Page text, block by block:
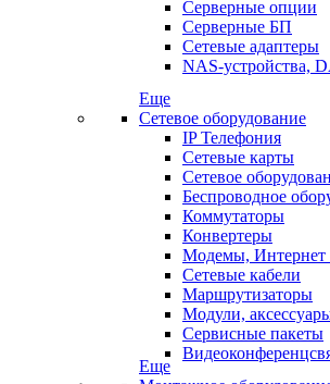
Серверные опции
Серверные БП
Сетевые адаптеры
NAS-устройства,
Еще
Сетевое оборудование
IP Телефония
Сетевые карты
Сетевое
Беспроводное
Коммутаторы
Конвертеры
Модемы, Интернет
Сетевые кабели
Маршрутизаторы
Модули,
Сервисные пакеты
Еще